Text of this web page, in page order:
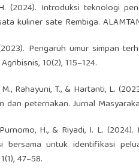
(2024). Introduksi teknologi
kuliner sate Rembiga.
Pengaruh umur simpan
10(2), 115–124.
Rahayuni, T., & Hartanti, L.
dan peternakan. Jurnal
H., & Riyadi, I. L.
bersama untuk identifikasi
47–58.